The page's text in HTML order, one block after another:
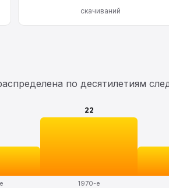
скачиваний
по десятилетиям
22
1970-е